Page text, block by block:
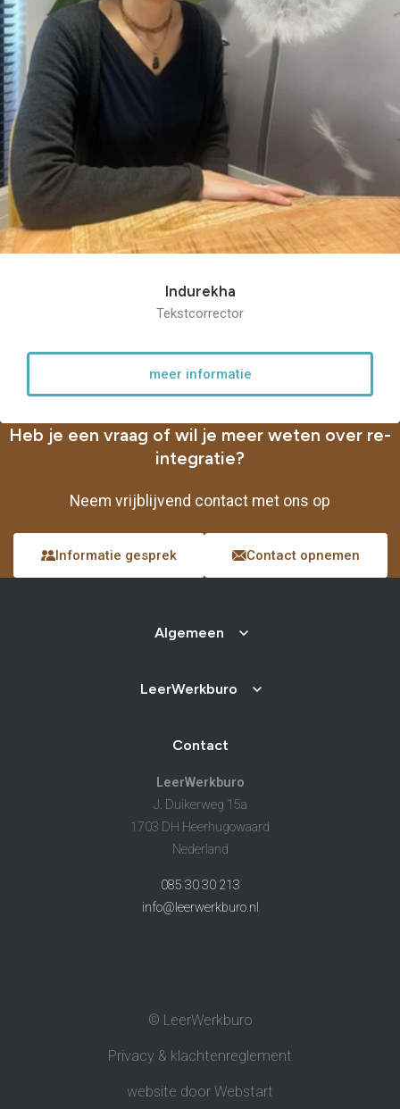
Indurekha
Tekstcorrector
meer informatie
Heb je een vraag of wil je meer weten over re-
integratie?
Neem vrijblijvend contact met ons op
Informatie gesprek Contact opnemen
Algemeen
LeerWerkburo
Contact
LeerWerkburo
J. Duikerweg 15a
1703 DH Heerhugowaard
Nederland
085 30 30 213
info@leerwerkburo.nl
© LeerWerkburo
Privacy & klachtenreglement
website door Webstart